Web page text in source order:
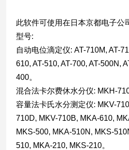
此软件可使用在日本京都电子公
型号:
自动电位滴定仪: AT-710M, AT-
610, AT-510, AT-700, AT-500N,
400。
混合法卡尔费休水分仪: MKH-
容量法卡氏水分测定仪: MKV-
710D, MKV-710B, MKA-610,
MKS-500, MKA-510N, MKS-
510, MKA-210, MKS-210。